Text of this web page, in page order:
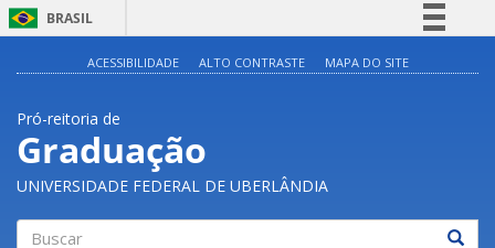
BRASIL
Legislação
Canais
ACESSIBILIDADE ALTO CONTRASTE MAPA DO SITE
Pró-reitoria de
Graduação
UNIVERSIDADE FEDERAL DE UBERLÂNDIA